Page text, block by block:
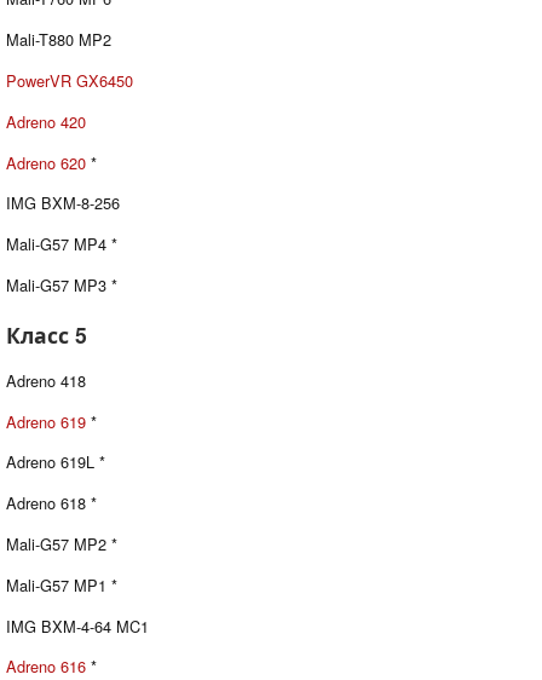
Mali-T880 MP2
PowerVR GX6450
Adreno 420
Adreno 620 *
IMG BXM-8-256
Mali-G57 MP4 *
Mali-G57 MP3 *
Класс 5
Adreno 418
Adreno 619 *
Adreno 619L *
Adreno 618 *
Mali-G57 MP2 *
Mali-G57 MP1 *
IMG BXM-4-64 MC1
Adreno 616 *